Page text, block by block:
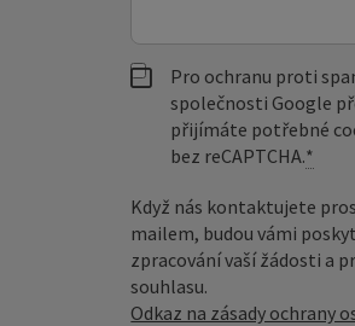
Pro ochranu proti
společnosti Google
přijímáte potřebné
bez reCAPTCHA.*
Když nás kontaktujete
mailem, budou vámi
zpracování vaší žádosti a
souhlasu.
Odkaz na zásady ochrany